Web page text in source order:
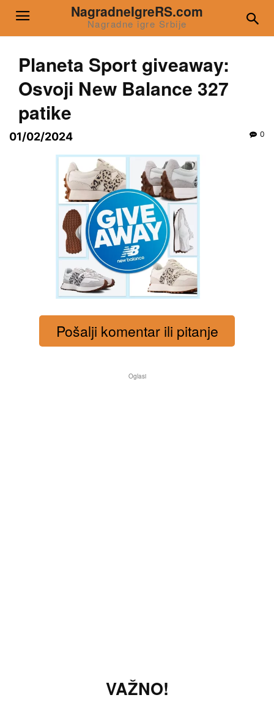
NagradneIgreRS.com
Nagradne igre Srbije
Planeta Sport giveaway:
Osvoji New Balance 327
patike
01/02/2024 0
Pošalji komentar ili pitanje
Oglasi
VAŽNO!